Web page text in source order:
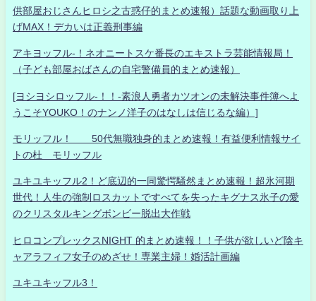
供部屋おじさんヒロシ之古惑仔的まとめ速報）話題な動画取り上
げMAX！デカいは正義刑事編
アキヨッフル-！ネオニートスケ番長のエキストラ芸能情報局！
（子ども部屋おばさんの自宅警備員的まとめ速報）
[ヨシヨシロッフル-！！-素浪人勇者カツオンの未解決事件簿へよ
うこそYOUKO！のナンノ洋子のはなしは信じるな編）]
モリッフル！ 50代無職独身的まとめ速報！有益便利情報サイ
トの杜 モリッフル
ユキユキッフル2！ど底辺的一同驚愕騒然まとめ速報！超氷河期
世代！人生の強制ロスカットですべてを失ったキグナス氷子の愛
のクリスタルキングボンビー脱出大作戦
ヒロコンプレックスNIGHT 的まとめ速報！！子供が欲しいど陰キ
ャアラフィフ女子のめざせ！専業主婦！婚活計画編
ユキユキッフル3！